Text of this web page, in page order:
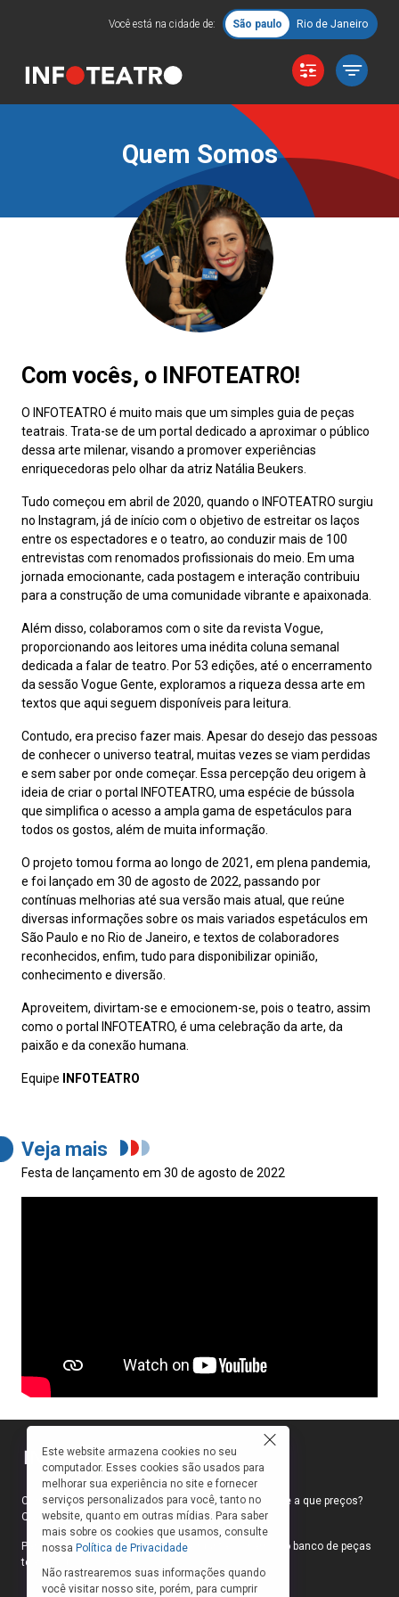
Você está na cidade de: São paulo Rio de Janeiro
Quem Somos
Com vocês, o INFOTEATRO!
O INFOTEATRO é muito mais que um simples guia de peças
teatrais. Trata-se de um portal dedicado a aproximar o público
dessa arte milenar, visando a promover experiências
enriquecedoras pelo olhar da atriz Natália Beukers.
Tudo começou em abril de 2020, quando o INFOTEATRO surgiu
no Instagram, já de início com o objetivo de estreitar os laços
entre os espectadores e o teatro, ao conduzir mais de 100
entrevistas com renomados profissionais do meio. Em uma
jornada emocionante, cada postagem e interação contribuiu
para a construção de uma comunidade vibrante e apaixonada.
Além disso, colaboramos com o site da revista Vogue,
proporcionando aos leitores uma inédita coluna semanal
dedicada a falar de teatro. Por 53 edições, até o encerramento
da sessão Vogue Gente, exploramos a riqueza dessa arte em
textos que aqui seguem disponíveis para leitura.
Contudo, era preciso fazer mais. Apesar do desejo das pessoas
de conhecer o universo teatral, muitas vezes se viam perdidas
e sem saber por onde começar. Essa percepção deu origem à
ideia de criar o portal INFOTEATRO, uma espécie de bússola
que simplifica o acesso a ampla gama de espetáculos para
todos os gostos, além de muita informação.
O projeto tomou forma ao longo de 2021, em plena pandemia,
e foi lançado em 30 de agosto de 2022, passando por
contínuas melhorias até sua versão mais atual, que reúne
diversas informações sobre os mais variados espetáculos em
São Paulo e no Rio de Janeiro, e textos de colaboradores
reconhecidos, enfim, tudo para disponibilizar opinião,
conhecimento e diversão.
Aproveitem, divirtam-se e emocionem-se, pois o teatro, assim
como o portal INFOTEATRO, é uma celebração da arte, da
paixão e da conexão humana.
Equipe INFOTEATRO
Veja mais
Festa de lançamento em 30 de agosto de 2022
Como faço para ir ao teatro? Onde compro ingressos e a que preços?
Quais peças estão em cartaz?
Para responder a essas e outras perguntas, criamos o banco de peças
teatrais do INFOTEATRO.
Este website armazena cookies no seu
computador. Esses cookies são usados para
melhorar sua experiência no site e fornecer
serviços personalizados para você, tanto no
website, quanto em outras mídias. Para saber
mais sobre os cookies que usamos, consulte
nossa Política de Privacidade
Não rastrearemos suas informações quando
você visitar nosso site, porém, para cumprir